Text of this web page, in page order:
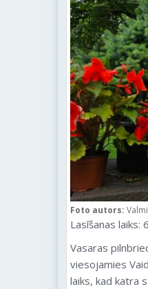
Foto autors:
Lasīšanas laiks: 6
Vasaras
viesojamies
laiks, kad katra